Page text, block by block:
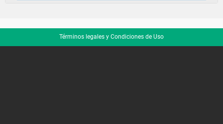
Términos legales y Condiciones de Uso